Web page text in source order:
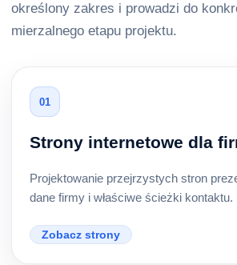
określony zakres i prowadzi do
mierzalnego etapu projektu.
01
Strony internetowe dla
Projektowanie przejrzystych stron
dane firmy i właściwe ścieżki kontaktu.
Zobacz strony